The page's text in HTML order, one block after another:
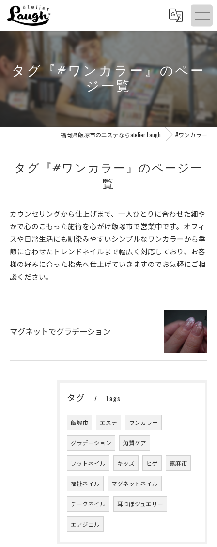
タグ『#ワンカラー』のペー
ジ一覧
福岡県飯塚市のエステならatelier Laugh #ワンカラー
タグ『#ワンカラー』のページ一
覧
カウンセリングから仕上げまで、一人ひとりに合わせた細や
かで心のこもった施術を心がけ飯塚市で営業中です。オフィ
スや日常生活にも馴染みやすいシンプルなワンカラーから季
節に合わせたトレンドネイルまで幅広く対応しており、お客
様の好みに合った指先へ仕上げていきますのでお気軽にご相
談ください。
マグネットでグラデーション
タグ Tags
飯塚市 エステ ワンカラー
グラデーション 角質ケア
フットネイル キッズ ヒゲ 嘉麻市
福祉ネイル マグネットネイル
チークネイル 耳つぼジュエリー
エアジェル